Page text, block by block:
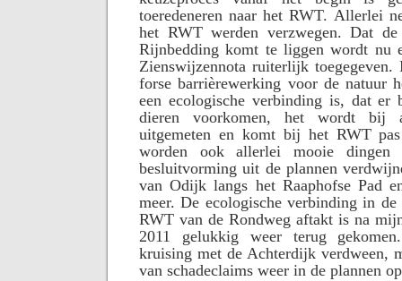
toeredeneren naar het RWT. Allerlei
het RWT werden verzwegen. Dat
Rijnbedding komt te liggen wordt nu
Zienswijzennota ruiterlijk toegegeven.
forse barrièrewerking voor de natuur
een ecologische verbinding is, dat er
dieren voorkomen, het wordt bij
uitgemeten en komt bij het RWT
worden ook allerlei mooie
besluitvorming uit de plannen
van Odijk langs het Raaphofse Pad
meer. De ecologische verbinding in
RWT van de Rondweg aftakt is na
2011 gelukkig weer terug
kruising met de Achterdijk verdween,
van schadeclaims weer in de plannen